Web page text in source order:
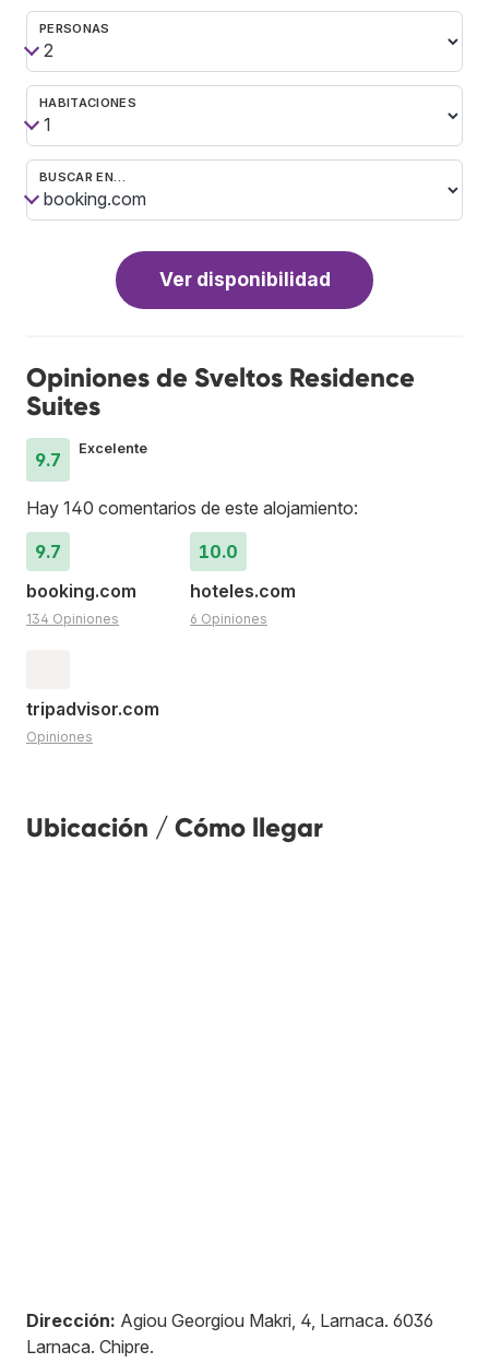
PERSONAS
HABITACIONES
BUSCAR EN…
Ver disponibilidad
Opiniones de Sveltos Residence
Suites
9.7
Excelente
Hay 140 comentarios de este alojamiento:
9.7
booking.com
134 Opiniones
10.0
hoteles.com
6 Opiniones
tripadvisor.com
Opiniones
Ubicación / Cómo llegar
Dirección: Agiou Georgiou Makri, 4, Larnaca. 6036
Larnaca. Chipre.